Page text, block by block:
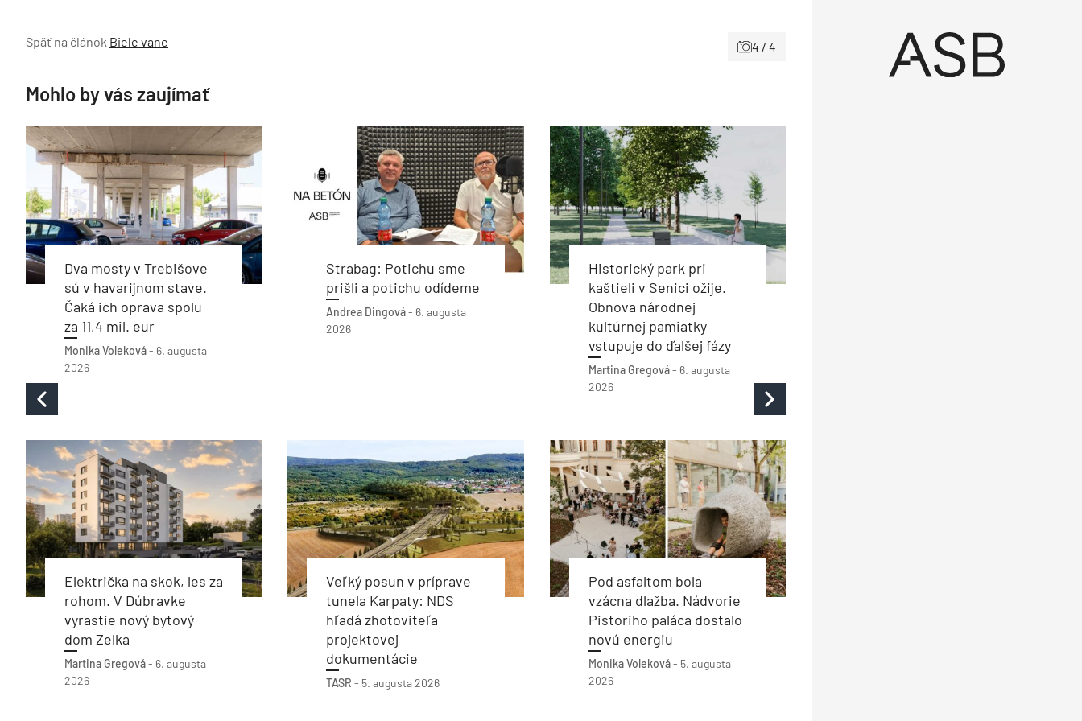
Späť na článok Biele vane 4 / 4
Mohlo by vás zaujímať
Dva mosty v Trebišove
sú v havarijnom stave.
Čaká ich oprava spolu
za 11,4 mil. eur
Monika Voleková- 6. augusta
2026
Strabag: Potichu sme
prišli a potichu odídeme
Andrea Dingová- 6. augusta
2026
Historický park pri
kaštieli v Senici ožije.
Obnova národnej
kultúrnej pamiatky
vstupuje do ďalšej fázy
Martina Gregová- 6. augusta
2026
Električka na skok, les za
rohom. V Dúbravke
vyrastie nový bytový
dom Zelka
Martina Gregová- 6. augusta
2026
Veľký posun v príprave
tunela Karpaty: NDS
hľadá zhotoviteľa
projektovej
dokumentácie
TASR - 5. augusta 2026
Pod asfaltom bola
vzácna dlažba. Nádvorie
Pistoriho paláca dostalo
novú energiu
Monika Voleková- 5. augusta
2026